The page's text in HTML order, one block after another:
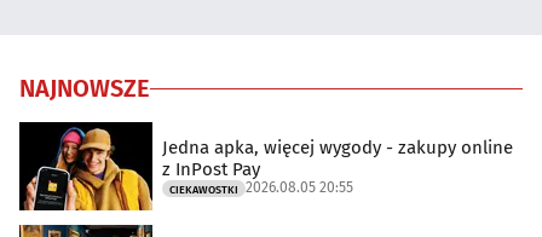
NAJNOWSZE
Jedna apka, więcej wygody - zakupy online
z InPost Pay
CIEKAWOSTKI 2026.08.05 20:55